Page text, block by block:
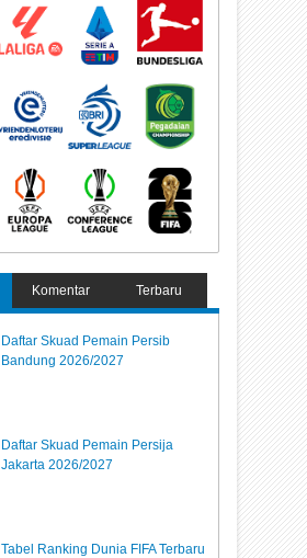
Komentar Terbaru
Daftar Skuad Pemain Persib
Bandung 2026/2027
Daftar Skuad Pemain Persija
Jakarta 2026/2027
Tabel Ranking Dunia FIFA Terbaru